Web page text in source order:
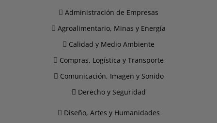
Administración de Empresas
Agroalimentario, Minas y Energía
Calidad y Medio Ambiente
Compras, Logística y Transporte
Comunicación, Imagen y Sonido
Derecho y Seguridad
Diseño, Artes y Humanidades